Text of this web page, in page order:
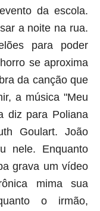
da escola.
a noite na rua.
para poder
se aproxima
da canção que
a música "Meu
diz para Poliana
Goulart. João
nele. Enquanto
grava um vídeo
mima sua
o irmão,